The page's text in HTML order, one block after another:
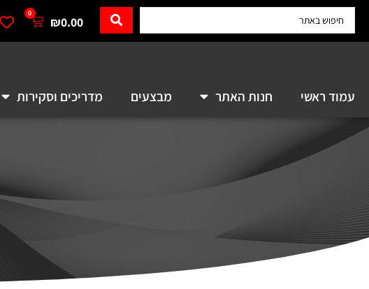
₪0.00
0
עמוד ראשי חנות האתר מבצעים מדריכים וסקירות